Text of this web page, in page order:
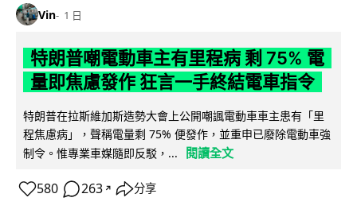
Vin 1 日
特朗普嘲電動車主有里程病 剩 75% 電
量即焦慮發作 狂言一手終結電車指令
特朗普在拉斯維加斯造勢大會上公開嘲諷電動車車主患有「里
程焦慮病」，聲稱電量剩 75% 便發作，並重申已廢除電動車強
制令。惟專業車媒隨即反駁，...
閱讀全文
580 263 ↗ 分享